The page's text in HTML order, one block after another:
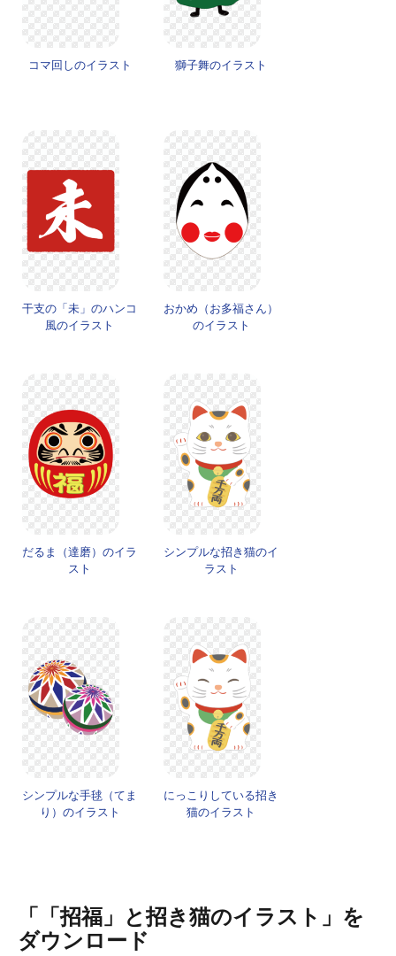
コマ回しのイラスト 獅子舞のイラスト
干支の「未」のハンコ
風のイラスト
おかめ（お多福さん）
のイラスト
だるま（達磨）のイラ
スト
シンプルな招き猫のイ
ラスト
シンプルな手毬（てま
り）のイラスト
にっこりしている招き
猫のイラスト
「「招福」と招き猫のイラスト」を
ダウンロード